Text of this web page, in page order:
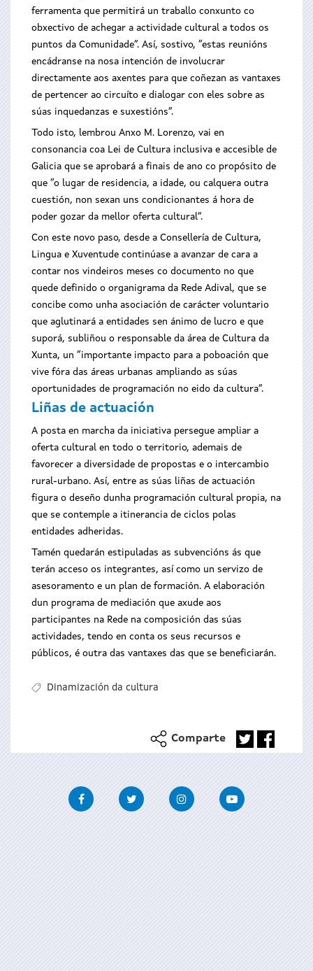
ferramenta que permitirá un traballo conxunto co
obxectivo de achegar a actividade cultural a todos os
puntos da Comunidade”. Así, sostivo, “estas reunións
encádranse na nosa intención de involucrar
directamente aos axentes para que coñezan as vantaxes
de pertencer ao circuíto e dialogar con eles sobre as
súas inquedanzas e suxestións”.
Todo isto, lembrou Anxo M. Lorenzo, vai en
consonancia coa Lei de Cultura inclusiva e accesible de
Galicia que se aprobará a finais de ano co propósito de
que “o lugar de residencia, a idade, ou calquera outra
cuestión, non sexan uns condicionantes á hora de
poder gozar da mellor oferta cultural”.
Con este novo paso, desde a Consellería de Cultura,
Lingua e Xuventude continúase a avanzar de cara a
contar nos vindeiros meses co documento no que
quede definido o organigrama da Rede Adival, que se
concibe como unha asociación de carácter voluntario
que aglutinará a entidades sen ánimo de lucro e que
suporá, subliñou o responsable da área de Cultura da
Xunta, un “importante impacto para a poboación que
vive fóra das áreas urbanas ampliando as súas
oportunidades de programación no eido da cultura”.
Liñas de actuación
A posta en marcha da iniciativa persegue ampliar a
oferta cultural en todo o territorio, ademais de
favorecer a diversidade de propostas e o intercambio
rural-urbano. Así, entre as súas liñas de actuación
figura o deseño dunha programación cultural propia, na
que se contemple a itinerancia de ciclos polas
entidades adheridas.
Tamén quedarán estipuladas as subvencións ás que
terán acceso os integrantes, así como un servizo de
asesoramento e un plan de formación. A elaboración
dun programa de mediación que axude aos
participantes na Rede na composición das súas
actividades, tendo en conta os seus recursos e
públicos, é outra das vantaxes das que se beneficiarán.
Dinamización da cultura
Comparte
FacebookTwitter InstagramYoutube